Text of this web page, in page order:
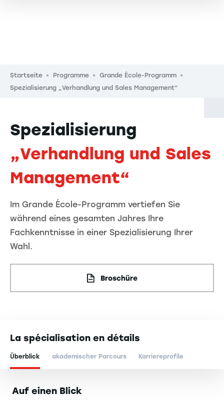
Pfadnavigation
Startseite Programme
Grande École-Programm
Spezialisierung „Verhandlung und Sales Management“
Spezialisierung
„Verhandlung und Sales
Management“
Im Grande École-Programm vertiefen Sie
während eines gesamten Jahres Ihre
Fachkenntnisse in einer Spezialisierung Ihrer
Wahl.
Broschüre
La spécialisation en détails
Überblick akademischer Parcours Karriereprofile
Auf einen Blick